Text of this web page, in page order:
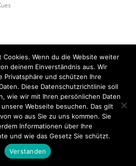
B-2 BRANDMELDEANLAGE
Mitglied werden Über uns
Bilder
Kontakt
Themes Ltd. Powered byWordPress.
Cookies. Wenn du die Website weiter
deinem Einverständnis aus. Wir
Privatsphäre und schützen Ihre
Diese Datenschutzrichtlinie soll
wie wir mit Ihren persönlichen Daten
Webseite besuchen. Das gilt
wo aus Sie zu uns kommen. Sie
Informationen über Ihre
und wie das Gesetz Sie schützt.
Verstanden